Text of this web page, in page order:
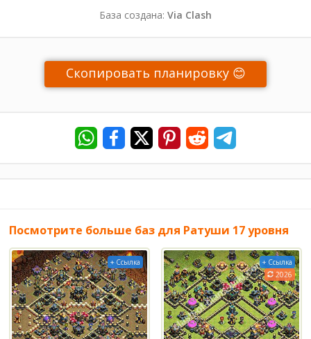
База создана: Via Clash
Скопировать планировку 😊
Посмотрите больше баз для Ратуши 17 уровня
+ Ссылка
+ Ссылка
2026